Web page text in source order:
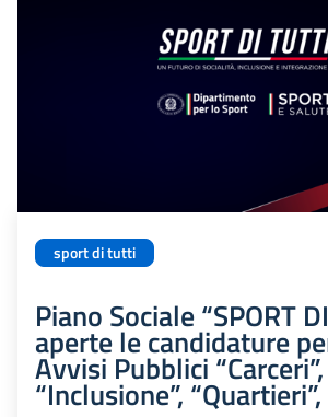
sport di tutti
Piano Sociale “SPORT
aperte le candidature
Avvisi Pubblici “Carceri”,
“Inclusione”,